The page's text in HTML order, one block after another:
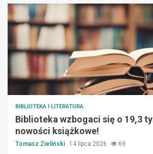
BIBLIOTEKA I LITERATURA
Biblioteka wzbogaci się o 19,3
nowości książkowe!
Tomasz Zieliński 14 lipca 2026 69